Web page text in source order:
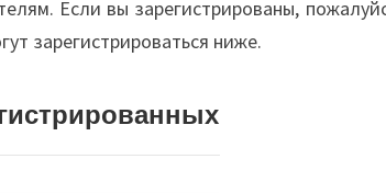
ТЕМПОВ
ДОБЫЧИ
Если вы зарегистрированы,
зарегистрироваться ниже.